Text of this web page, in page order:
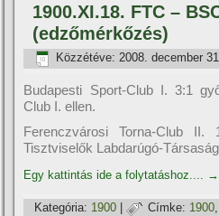
1900.XI.18. FTC –
(edzőmérkőzés)
Közzétéve: 2008. december
Budapesti Sport-Club I. 3:1
Club I. ellen.
Ferenczvárosi Torna-Club
Tisztviselők Labdarúgó-
Egy kattintás ide a folytatáshoz.... →
Kategória: 1900 | Címke: 1900,